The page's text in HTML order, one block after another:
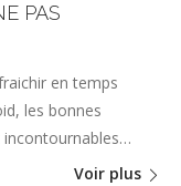
PAS
en temps
les bonnes
Voir plus